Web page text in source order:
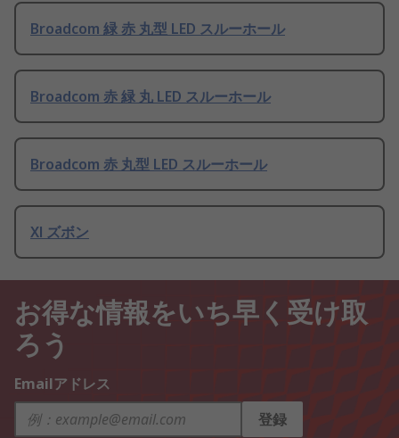
Broadcom 緑 赤 丸型 LED スルーホール
Broadcom 赤 緑 丸 LED スルーホール
Broadcom 赤 丸型 LED スルーホール
Xl ズボン
お得な情報をいち早く受け取
ろう
Emailアドレス
登録